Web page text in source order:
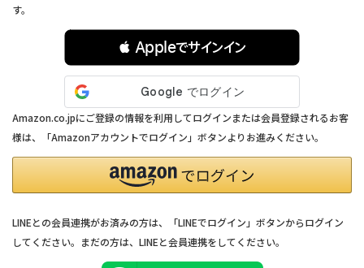
す。
 Appleでサインイン
Amazon.co.jpにご登録の情報を利用してログインまたは会員登録されるお客
様は、「Amazonアカウントでログイン」ボタンよりお進みください。
LINEとの会員連携がお済みの方は、「LINEでログイン」ボタンからログイン
してください。まだの方は、 LINEと会員連携をしてください。